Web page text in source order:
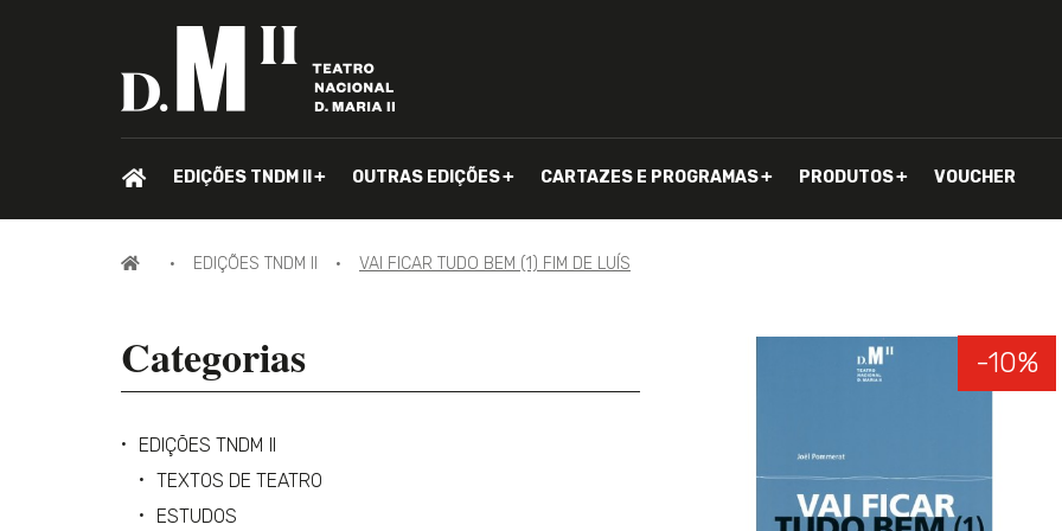
PÁGINA
EDIÇÕES TNDM II OUTRAS EDIÇÕES CARTAZES E PROGRAMAS PRODUTOS VOUCHER
PÁGINA EDIÇÕES TNDM II VAI FICAR TUDO BEM (1) FIM DE LUÍS
-10%
Categorias
EDIÇÕES TNDM II
TEXTOS DE TEATRO
ESTUDOS